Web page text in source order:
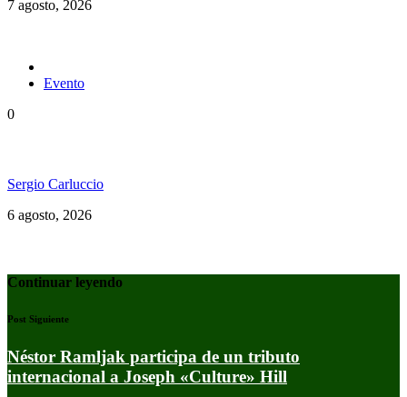
7 agosto, 2026
Evento
0
Sergio Carluccio
6 agosto, 2026
Continuar leyendo
Post Siguiente
Néstor Ramljak participa de un tributo
internacional a Joseph «Culture» Hill